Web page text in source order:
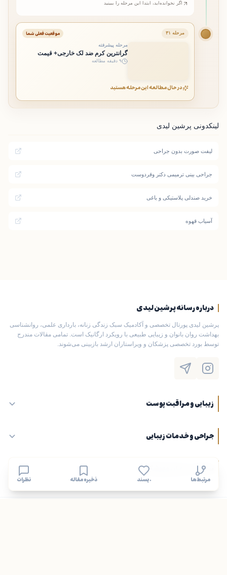
اگر نخوانده‌اید، ابتدا این مرحله را ببینید
مرحله ۳۱ موقعیت فعلی شما
مرحله پیشرفته
گرانترین کرم ضد لک خارجی+ قیمت
۹ دقیقه مطالعه
در حال مطالعه این مرحله هستید
لینکدونی پرشین لیدی
لیفت صورت بدون جراحی
جراحی بینی ترمیمی دکتر وقردوست
خرید صندلی پلاستیکی و باغی
آسیاب قهوه
مرتبط‌ها ۰ پسند ذخیره مقاله نظرات
درباره رسانه پرشین لیدی
پرشین لیدی پورتال تخصصی و آکادمیک سبک زندگی زنانه، بارداری علمی، روانشناسی
بهداشت روان بانوان و زیبایی طبیعی با رویکرد ارگانیک است. تمامی مقالات مندرج
توسط بورد تخصصی پزشکان و ویراستاران ارشد بازبینی می‌شوند.
زیبایی و مراقبت پوست
جراحی و خدمات زیبایی
سلامت، درمان و پزشکی